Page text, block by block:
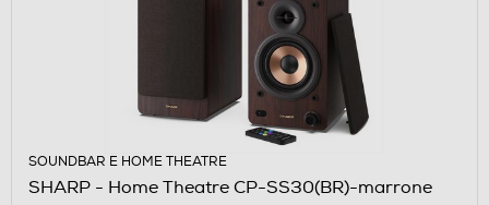
SOUNDBAR E HOME THEATRE
SHARP - Home Theatre CP-SS30(BR)-marrone